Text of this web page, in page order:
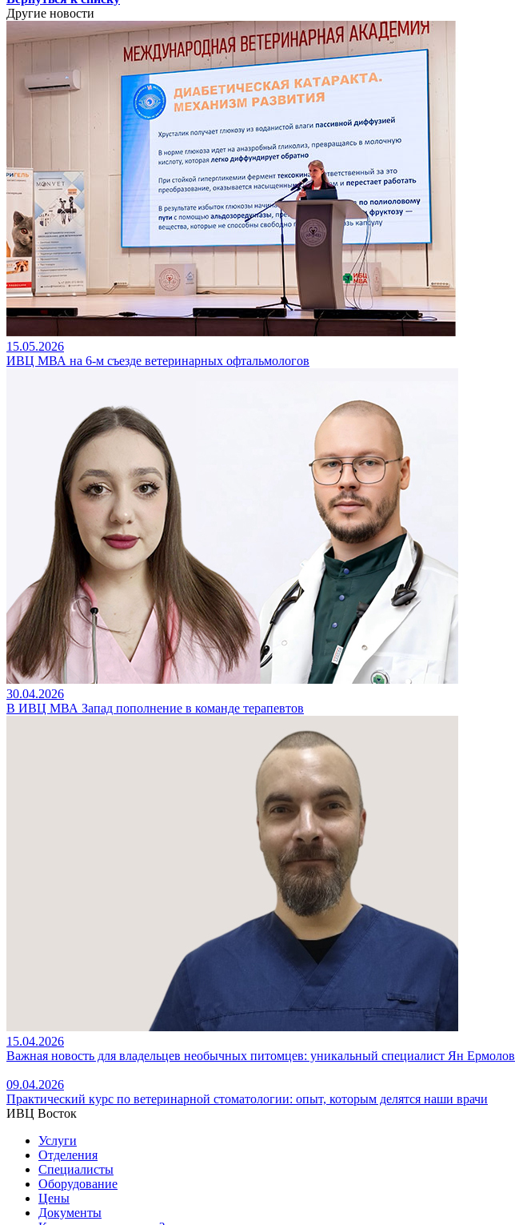
Другие новости
15.05.2026
ИВЦ МВА на 6-м съезде ветеринарных офтальмологов
30.04.2026
В ИВЦ МВА Запад пополнение в команде терапевтов
15.04.2026
Важная новость для владельцев необычных питомцев: уникальный специалист Ян Ермолов
09.04.2026
Практический курс по ветеринарной стоматологии: опыт, которым делятся наши врачи
ИВЦ Восток
Услуги
Отделения
Специалисты
Оборудование
Цены
Документы